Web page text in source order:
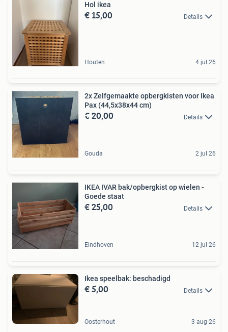
Hol ikea
€ 15,00 Details
Houten 4 jul 26
2x Zelfgemaakte opbergkisten voor Ikea
Pax (44,5x38x44 cm)
€ 20,00 Details
Gouda 2 jul 26
IKEA IVAR bak/opbergkist op wielen -
Goede staat
€ 25,00 Details
Eindhoven 12 jul 26
Ikea speelbak: beschadigd
€ 5,00 Details
Oosterhout 3 aug 26